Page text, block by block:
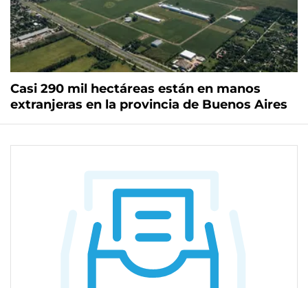
Casi 290 mil hectáreas están en manos
extranjeras en la provincia de Buenos Aires